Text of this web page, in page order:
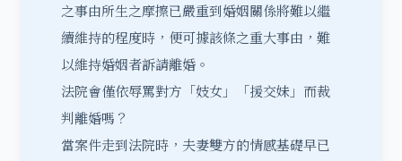
之事由所生之摩擦已嚴重到婚姻關係將難以繼
續維持的程度時，便可據該條之重大事由，難
以維持婚姻者訴請離婚。
法院會僅依辱罵對方「妓女」「援交妹」而裁
判離婚嗎？
當案件走到法院時，夫妻雙方的情感基礎早已